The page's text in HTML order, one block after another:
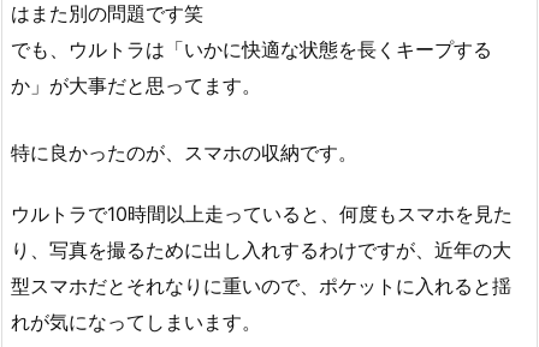
はまた別の問題です笑
でも、ウルトラは「いかに快適な状態を長くキープする
か」が大事だと思ってます。
特に良かったのが、スマホの収納です。
ウルトラで10時間以上走っていると、何度もスマホを見た
り、写真を撮るために出し入れするわけですが、近年の大
型スマホだとそれなりに重いので、ポケットに入れると揺
れが気になってしまいます。